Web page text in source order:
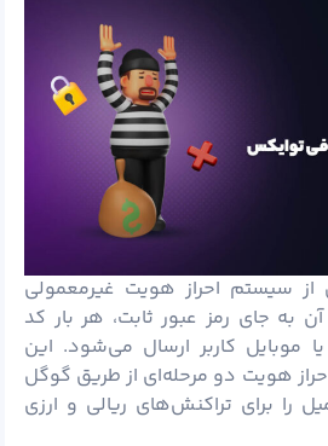
از سیستم احراز هویت غیرمعمولی
به جای رمز عبور ثابت، هر بار کد
موبایل کاربر ارسال می‌شود. این
هویت دو مرحله‌ای از طریق گوگل
را برای تراکنش‌های ریالی و ارزی